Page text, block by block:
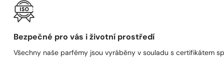
Bezpečné pro vás i životní prostředí
Všechny naše parfémy jsou vyráběny v souladu s certifikátem